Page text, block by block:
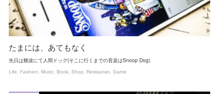
たまには、あてもなく
先日は難波にて人間ドッグ(そこに行くまでの音楽はSnoop Dog)
Life Fashion Music Book Shop Restauran Game